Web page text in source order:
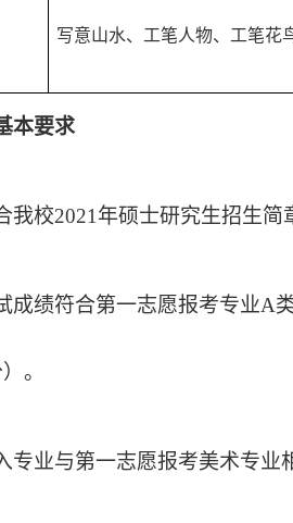
写意山水、工笔人物、工笔花
本要求
我校2021年硕士研究生招生简
成绩符合第一志愿报考专业A
。
专业与第一志愿报考美术专业